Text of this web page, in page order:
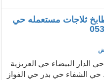
ثلاجات مستعمله حي
الدار البيضاء حي العزيزية
الشفاء حي بدر حي الفواز